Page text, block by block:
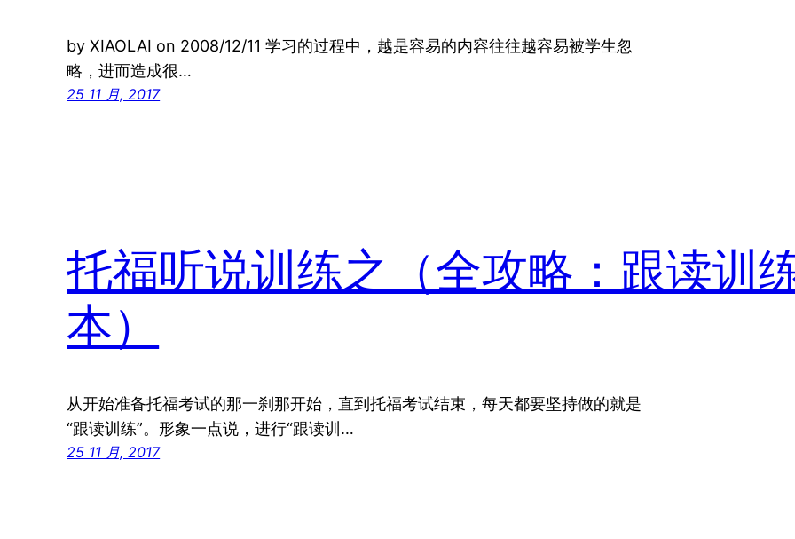
by XIAOLAI on 2008/12/11 学习的过程中，越是容易的内容往往越容易被学生忽
略，进而造成很…
25 11 月, 2017
托福听说训练之（全攻略：跟读训
本）
从开始准备托福考试的那一刹那开始，直到托福考试结束，每天都要坚持做的就是
“跟读训练”。形象一点说，进行“跟读训…
25 11 月, 2017